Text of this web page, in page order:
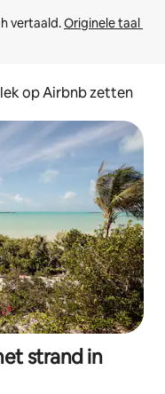
vertaald. Originele taal
op Airbnb zetten
strand in